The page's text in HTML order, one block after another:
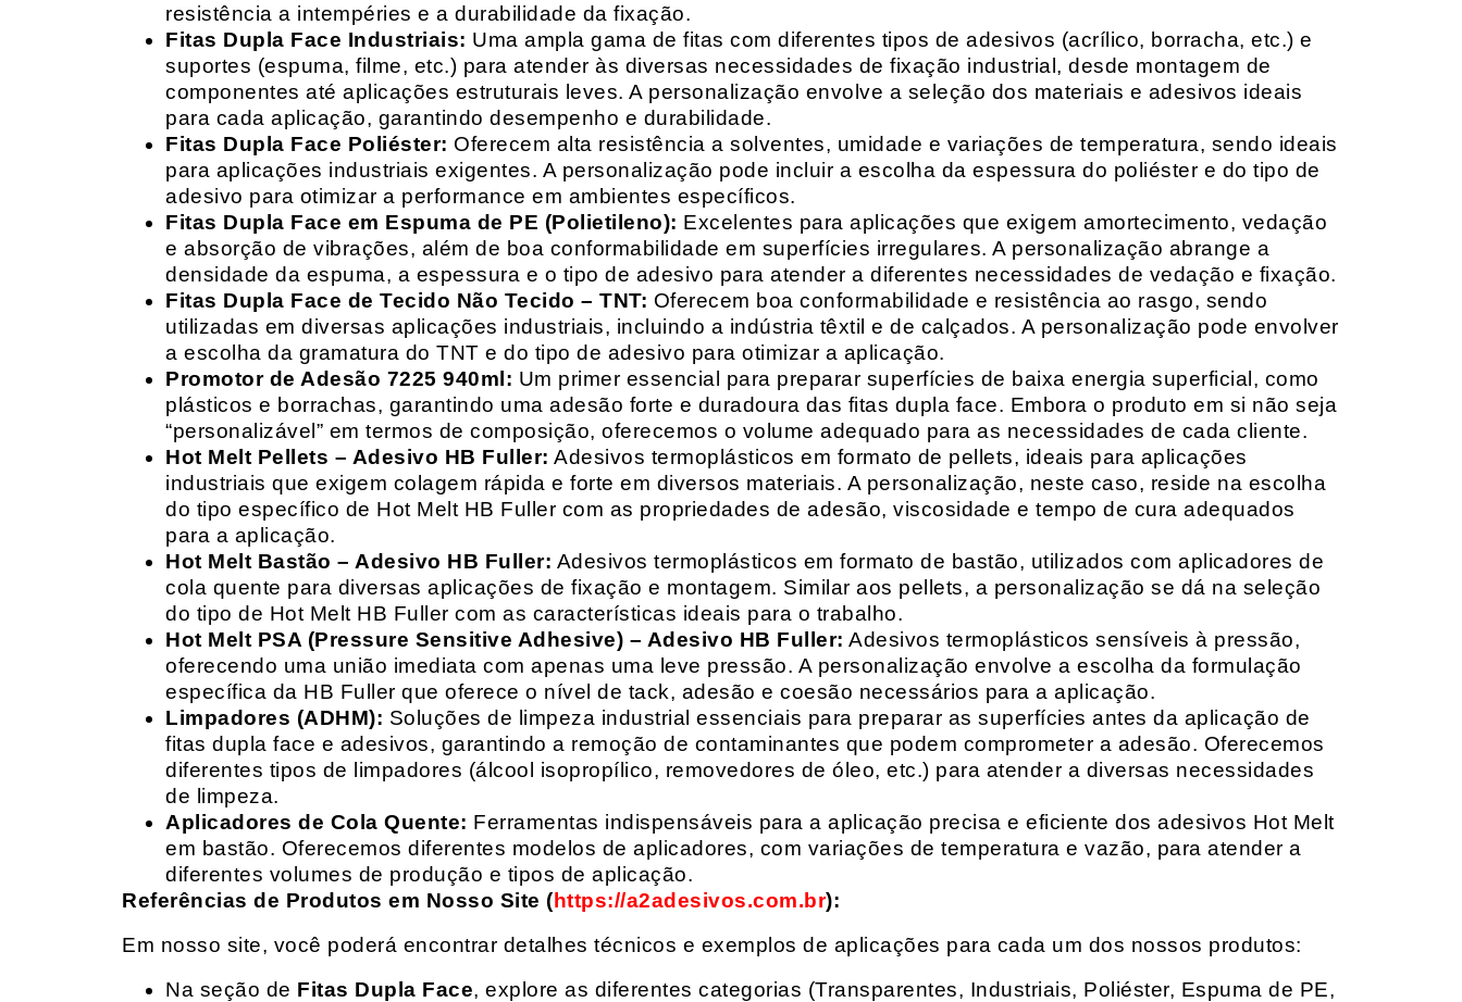
resistência a intempéries e a durabilidade da fixação.
Fitas Dupla Face Industriais: Uma ampla gama de fitas com diferentes tipos de adesivos (acrílico, borracha, etc.) e
suportes (espuma, filme, etc.) para atender às diversas necessidades de fixação industrial, desde montagem de
componentes até aplicações estruturais leves. A personalização envolve a seleção dos materiais e adesivos ideais
para cada aplicação, garantindo desempenho e durabilidade.
Fitas Dupla Face Poliéster: Oferecem alta resistência a solventes, umidade e variações de temperatura, sendo ideais
para aplicações industriais exigentes. A personalização pode incluir a escolha da espessura do poliéster e do tipo de
adesivo para otimizar a performance em ambientes específicos.
Fitas Dupla Face em Espuma de PE (Polietileno): Excelentes para aplicações que exigem amortecimento, vedação
e absorção de vibrações, além de boa conformabilidade em superfícies irregulares. A personalização abrange a
densidade da espuma, a espessura e o tipo de adesivo para atender a diferentes necessidades de vedação e fixação.
Fitas Dupla Face de Tecido Não Tecido – TNT: Oferecem boa conformabilidade e resistência ao rasgo, sendo
utilizadas em diversas aplicações industriais, incluindo a indústria têxtil e de calçados. A personalização pode envolver
a escolha da gramatura do TNT e do tipo de adesivo para otimizar a aplicação.
Promotor de Adesão 7225 940ml: Um primer essencial para preparar superfícies de baixa energia superficial, como
plásticos e borrachas, garantindo uma adesão forte e duradoura das fitas dupla face. Embora o produto em si não seja
“personalizável” em termos de composição, oferecemos o volume adequado para as necessidades de cada cliente.
Hot Melt Pellets – Adesivo HB Fuller: Adesivos termoplásticos em formato de pellets, ideais para aplicações
industriais que exigem colagem rápida e forte em diversos materiais. A personalização, neste caso, reside na escolha
do tipo específico de Hot Melt HB Fuller com as propriedades de adesão, viscosidade e tempo de cura adequados
para a aplicação.
Hot Melt Bastão – Adesivo HB Fuller: Adesivos termoplásticos em formato de bastão, utilizados com aplicadores de
cola quente para diversas aplicações de fixação e montagem. Similar aos pellets, a personalização se dá na seleção
do tipo de Hot Melt HB Fuller com as características ideais para o trabalho.
Hot Melt PSA (Pressure Sensitive Adhesive) – Adesivo HB Fuller: Adesivos termoplásticos sensíveis à pressão,
oferecendo uma união imediata com apenas uma leve pressão. A personalização envolve a escolha da formulação
específica da HB Fuller que oferece o nível de tack, adesão e coesão necessários para a aplicação.
Limpadores (ADHM): Soluções de limpeza industrial essenciais para preparar as superfícies antes da aplicação de
fitas dupla face e adesivos, garantindo a remoção de contaminantes que podem comprometer a adesão. Oferecemos
diferentes tipos de limpadores (álcool isopropílico, removedores de óleo, etc.) para atender a diversas necessidades
de limpeza.
Aplicadores de Cola Quente: Ferramentas indispensáveis para a aplicação precisa e eficiente dos adesivos Hot Melt
em bastão. Oferecemos diferentes modelos de aplicadores, com variações de temperatura e vazão, para atender a
diferentes volumes de produção e tipos de aplicação.
Referências de Produtos em Nosso Site (https://a2adesivos.com.br):
Em nosso site, você poderá encontrar detalhes técnicos e exemplos de aplicações para cada um dos nossos produtos:
Na seção de Fitas Dupla Face, explore as diferentes categorias (Transparentes, Industriais, Poliéster, Espuma de PE,